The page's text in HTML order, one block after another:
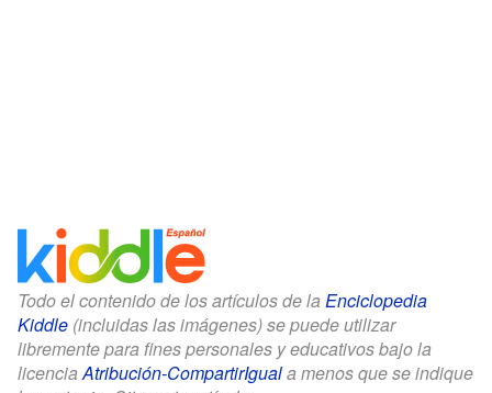
Todo el contenido de los artículos de la Enciclopedia
Kiddle (incluidas las imágenes) se puede utilizar
libremente para fines personales y educativos bajo la
licenciaAtribución-CompartirIguala menos que se indique